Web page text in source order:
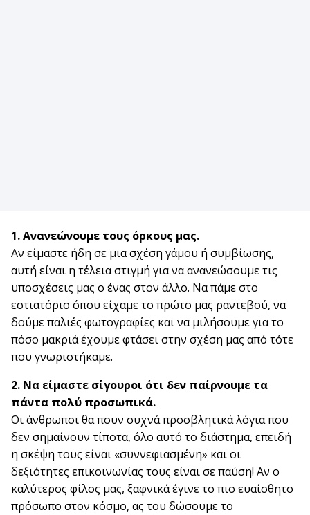
1. Ανανεώνουμε τους όρκους μας.
Αν είμαστε ήδη σε μια σχέση γάμου ή συμβίωσης,
αυτή είναι η τέλεια στιγμή για να ανανεώσουμε τις
υποσχέσεις μας ο ένας στον άλλο. Να πάμε στο
εστιατόριο όπου είχαμε το πρώτο μας ραντεβού, να
δούμε παλιές φωτογραφίες και να μιλήσουμε για το
πόσο μακριά έχουμε φτάσει στην σχέση μας από τότε
που γνωριστήκαμε.
2. Να είμαστε σίγουροι ότι δεν παίρνουμε τα
πάντα πολύ προσωπικά.
Οι άνθρωποι θα πουν συχνά προσβλητικά λόγια που
δεν σημαίνουν τίποτα, όλο αυτό το διάστημα, επειδή
η σκέψη τους είναι «συννεφιασμένη» και οι
δεξιότητες επικοινωνίας τους είναι σε παύση! Αν ο
καλύτερος φίλος μας, ξαφνικά έγινε το πιο ευαίσθητο
πρόσωπο στον κόσμο, ας του δώσουμε το